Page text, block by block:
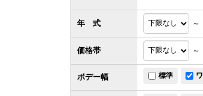
価格帯 ～
年 式 ～
ボデー幅 標準